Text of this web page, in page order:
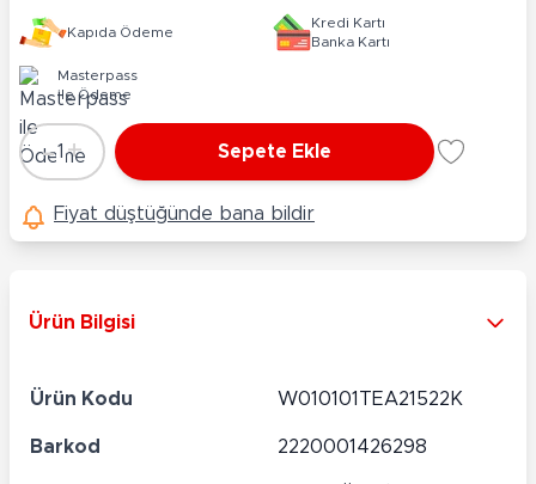
Kapıda Ödeme
Kredi Kartı
Banka Kartı
Masterpass
ile Ödeme
Adet
-1 + Sepete Ekle
Fiyat düştüğünde bana bildir
Ürün Bilgisi
Ürün Kodu W010101TEA21522K
Barkod 2220001426298